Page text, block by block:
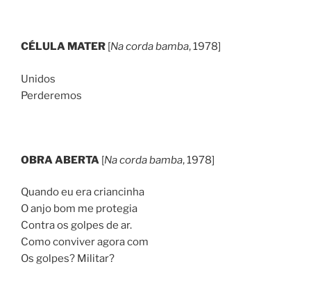
CÉLULA MATER [Na corda bamba, 1978]
Unidos
Perderemos
OBRA ABERTA [Na corda bamba, 1978]
Quando eu era criancinha
O anjo bom me protegia
Contra os golpes de ar.
Como conviver agora com
Os golpes? Militar?